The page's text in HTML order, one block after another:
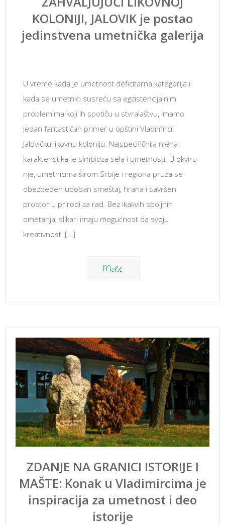
KOLONIJI, JALOVIK je postao
jedinstvena umetnička galerija
U vreme kada je umetnost deficitarna kategorija i
kada se umetnici susreću sa egzistencijalnim
problemima koji ih spotiču u stvralaštvu, imamo
jedan fantastičan primer u opštini Vladimirci:
Jalovičku likovnu koloniju. Najspecifičnija njena
karakteristika je simbioza sela i umetnosti. U okviru
nje, umetnicima širom Srbije i regiona pruža se
obezbeđen udoban smeštaj, hrana i savršen
prostor u prirodi za rad. Bez ikakvih spoljnih
ometanja, slikari imaju mogućnost da svoju
kreativnost i[…]
More
ZDANJE NA GRANICI ISTORIJE I
MAŠTE: Konak u Vladimircima je
inspiracija za umetnost i deo
istorije